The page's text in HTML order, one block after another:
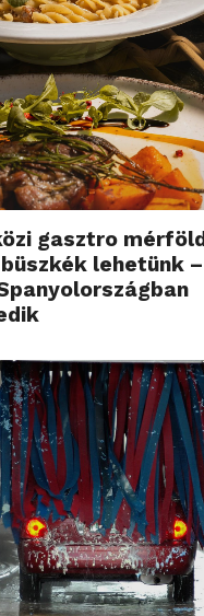
gasztro
lehetünk